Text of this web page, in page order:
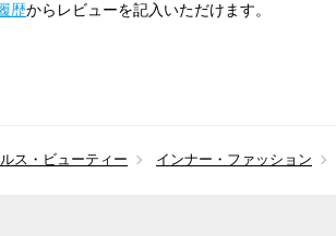
歴からレビューを記入いただけます。
ス・ビューティー インナー・ファッション